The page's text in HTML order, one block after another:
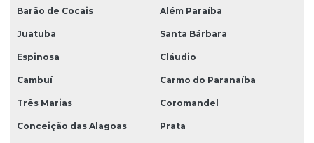
Barão de Cocais Além Paraíba
Juatuba Santa Bárbara
Espinosa Cláudio
Cambuí Carmo do Paranaíba
Três Marias Coromandel
Conceição das Alagoas Prata